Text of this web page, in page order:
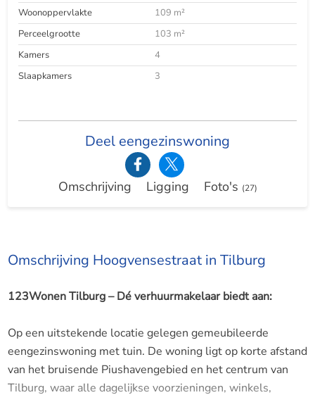
Woonoppervlakte
109 m²
Perceelgrootte
103 m²
Kamers
4
Slaapkamers
3
Deel eengezinswoning
Omschrijving Ligging Foto's (27)
Omschrijving Hoogvensestraat in Tilburg
123Wonen Tilburg – Dé verhuurmakelaar biedt aan:
Op een uitstekende locatie gelegen gemeubileerde
eengezinswoning met tuin. De woning ligt op korte afstand
van het bruisende Piushavengebied en het centrum van
Tilburg, waar alle dagelijkse voorzieningen, winkels,